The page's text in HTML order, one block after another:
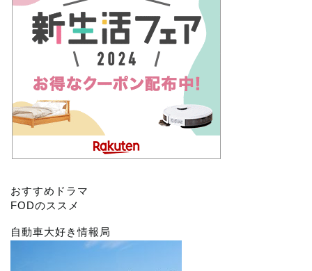
おすすめドラマ
FODのススメ
自動車大好き情報局